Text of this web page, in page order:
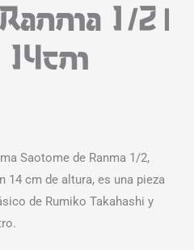
1/2 |
Saotome de Ranma 1/2,
14 cm de altura, es una pieza
de Rumiko Takahashi y